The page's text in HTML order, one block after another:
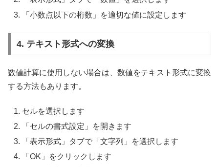
「小数点以下の桁数」を適切な値に設定します
4. テキスト形式への変換
数値計算に使用しない場合は、数値をテキスト形式に変換
する方法もあります。
セルを選択します
「セルの書式設定」を開きます
「表示形式」タブで「文字列」を選択します
「OK」をクリックします